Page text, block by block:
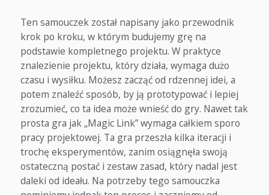
Ten samouczek został napisany jako przewodnik
krok po kroku, w którym budujemy grę na
podstawie kompletnego projektu. W praktyce
znalezienie projektu, który działa, wymaga dużo
czasu i wysiłku. Możesz zacząć od rdzennej idei, a
potem znaleźć sposób, by ją prototypować i lepiej
zrozumieć, co ta idea może wnieść do gry. Nawet tak
prosta gra jak „Magic Link” wymaga całkiem sporo
pracy projektowej. Ta gra przeszła kilka iteracji i
trochę eksperymentów, zanim osiągnęła swoją
ostateczną postać i zestaw zasad, który nadal jest
daleki od ideału. Na potrzeby tego samouczka